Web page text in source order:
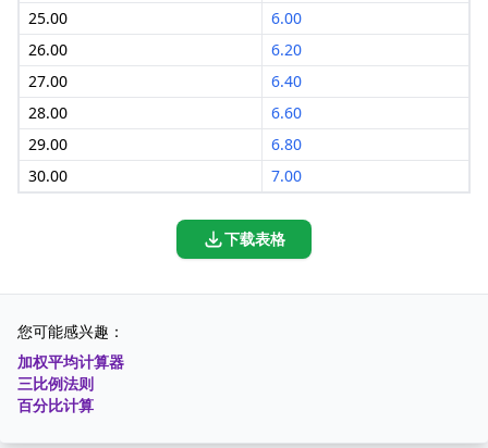
25.00
6.00
26.00
6.20
27.00
6.40
28.00
6.60
29.00
6.80
30.00
7.00
下载表格
您可能感兴趣：
加权平均计算器
三比例法则
百分比计算